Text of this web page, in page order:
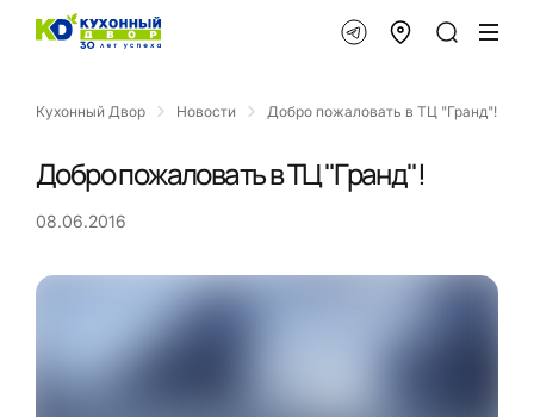
Кухонный Двор Новости Добро пожаловать в ТЦ "Гранд"!
Добро пожаловать в ТЦ "Гранд"!
08.06.2016